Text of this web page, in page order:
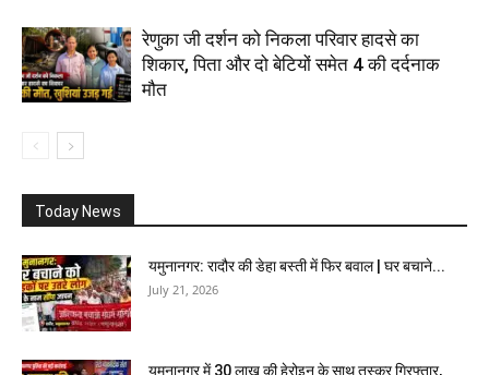
रेणुका जी दर्शन को निकला परिवार हादसे का
शिकार, पिता और दो बेटियों समेत 4 की दर्दनाक
मौत
Today News
यमुनानगर: रादौर की डेहा बस्ती में फिर बवाल | घर बचाने...
July 21, 2026
यमुनानगर में 30 लाख की हेरोइन के साथ तस्कर गिरफ्तार,